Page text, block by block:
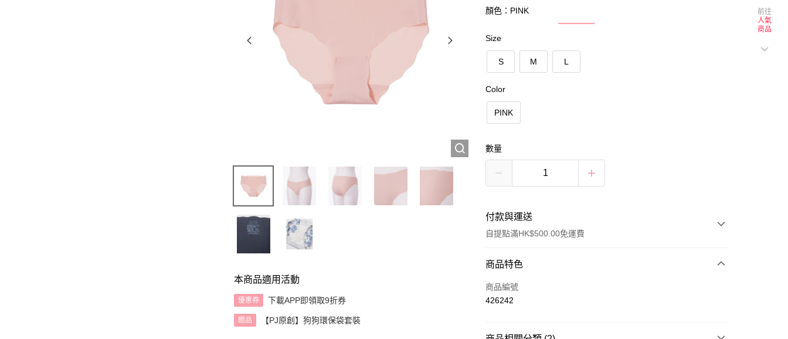
本商品適用活動
優惠券 下載APP即領取9折券
贈品 【PJ原創】狗狗環保袋套裝
顏色：PINK
Size
S M L
Color
PINK
數量
付款與運送
自提點滿HK$500.00免運費
付款方式
信用卡
商品特色
商品編號
426242
前往
人氣
商品